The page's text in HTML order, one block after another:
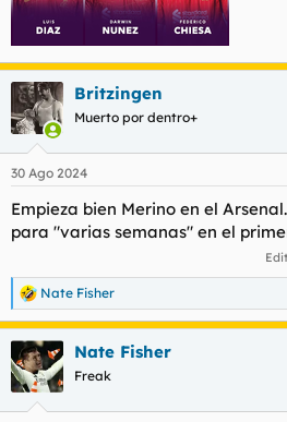
Britzingen
Muerto por dentro+
30 Ago 2024
Empieza bien Merino en el
para "varias semanas" en el
R
e
a
c
c
i
Nate Fisher
Nate Fisher
Freak